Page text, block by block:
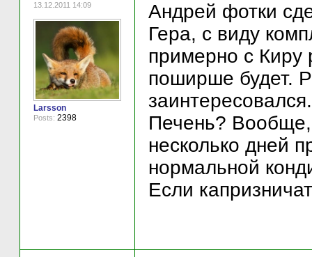
13.12.2011 14:09
Larsson
Posts: 2398
Андрей фотки
Гера, с виду
примерно с Киру
поширше будет.
Печень? Вообще,
несколько дней
нормальной
Если